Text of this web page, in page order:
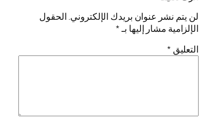
لن يتم نشر عنوان بريدك الإلكتروني.الحقول
الإلزامية مشار إليها بـ*
التعليق *